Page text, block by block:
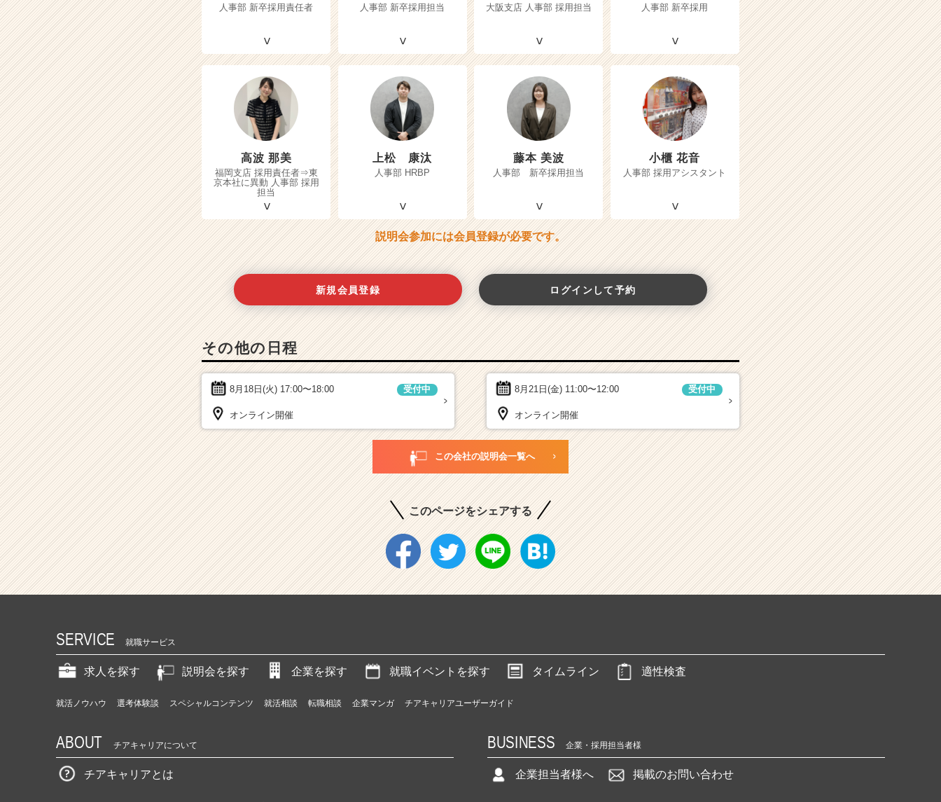
人事部 新卒採用責任者 人事部 新卒採用担当 大阪支店 人事部 採用担当 人事部 新卒採用
高波 那美
福岡支店 採用責任者⇒東
京本社に異動 人事部 採用
担当
上松 康汰
人事部 HRBP
藤本 美波
人事部 新卒採用担当
小櫃 花音
人事部 採用アシスタント
説明会参加には会員登録が必要です。
新規会員登録 ログインして予約
その他の日程
8月18日(火) 17:00〜18:00 受付中
オンライン開催
8月21日(金) 11:00〜12:00 受付中
オンライン開催
この会社の説明会一覧へ
このページをシェアする
SERVICE 就職サービス
求人を探す 説明会を探す 企業を探す 就職イベントを探す タイムライン 適性検査
就活ノウハウ 選考体験談 スペシャルコンテンツ 就活相談 転職相談 企業マンガ チアキャリアユーザーガイド
ABOUT チアキャリアについて
チアキャリアとは
BUSINESS 企業・採用担当者様
企業担当者様へ 掲載のお問い合わせ